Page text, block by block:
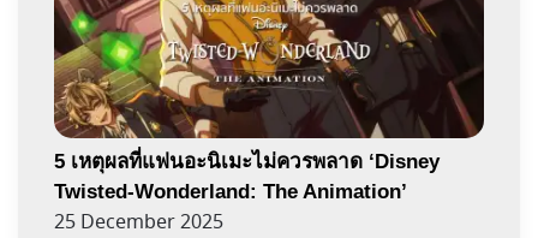
5 เหตุผลที่แฟนอะนิเมะไม่ควรพลาด ‘Disney
Twisted-Wonderland: The Animation’
25 December 2025